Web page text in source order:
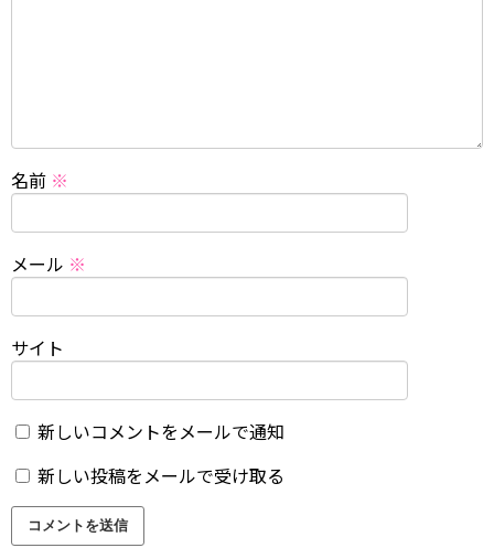
名前 ※
メール ※
サイト
新しいコメントをメールで通知
新しい投稿をメールで受け取る